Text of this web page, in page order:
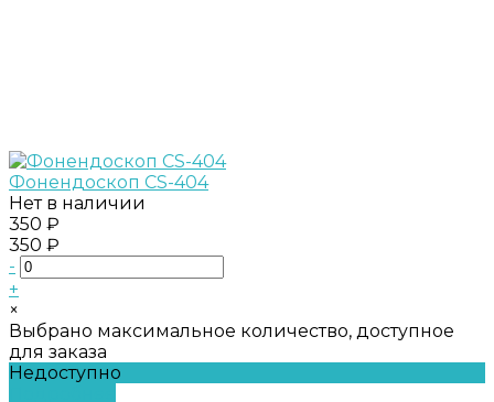
Фонендоскоп CS-404
Нет в наличии
350 ₽
350 ₽
-
+
×
Выбрано максимальное количество, доступное
для заказа
Недоступно